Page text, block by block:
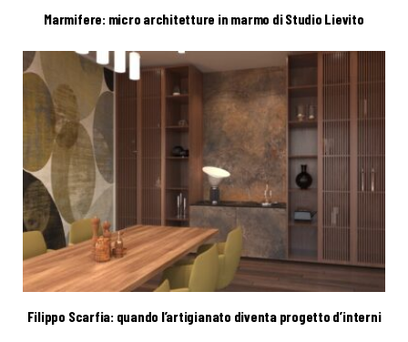
Marmifere: micro architetture in marmo di Studio Lievito
Filippo Scarfia: quando l’artigianato diventa progetto d’interni